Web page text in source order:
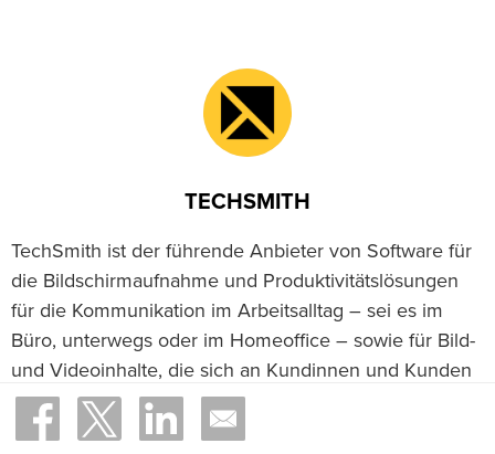
TECHSMITH
TechSmith ist der führende Anbieter von Software für
die Bildschirmaufnahme und Produktivitätslösungen
für die Kommunikation im Arbeitsalltag – sei es im
Büro, unterwegs oder im Homeoffice – sowie für Bild-
und Videoinhalte, die sich an Kundinnen und Kunden
richten. Mit unseren preisgekrönten
Flaggschiffprodukten, Snagit, Camtasia und Audiate,